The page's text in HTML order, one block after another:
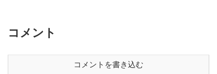
コメント
コメントを書き込む